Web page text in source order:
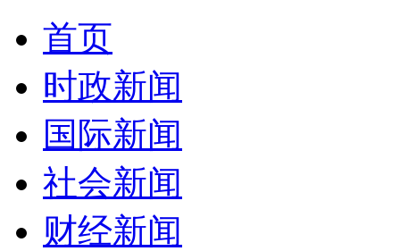
首页
时政新闻
国际新闻
社会新闻
财经新闻